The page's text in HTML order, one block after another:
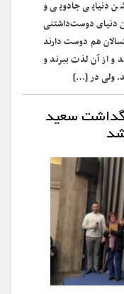
دنیایی جادویی و
دنیای دوست‌داشتنی
هم دوست دارند
و از آن لذت ببرند و
ولی در […]
سعید
شد